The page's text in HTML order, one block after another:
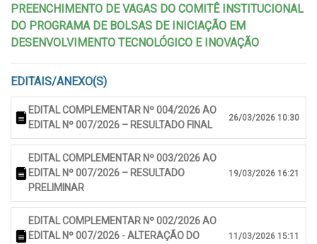
PREENCHIMENTO DE VAGAS DO COMITÊ INSTITUCIONAL
DO PROGRAMA DE BOLSAS DE INICIAÇÃO EM
DESENVOLVIMENTO TECNOLÓGICO E INOVAÇÃO
EDITAIS/ANEXO(S)
EDITAL COMPLEMENTAR Nº 004/2026 AO
EDITAL Nº 007/2026 – RESULTADO FINAL
26/03/2026 10:30
EDITAL COMPLEMENTAR Nº 003/2026 AO
EDITAL Nº 007/2026 – RESULTADO
PRELIMINAR
19/03/2026 16:21
EDITAL COMPLEMENTAR Nº 002/2026 AO
EDITAL Nº 007/2026 - ALTERAÇÃO DO
11/03/2026 15:11